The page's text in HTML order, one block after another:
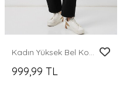
Kadın Yüksek Bel Kot Pantolon 30081 - Siyah
999,99 TL